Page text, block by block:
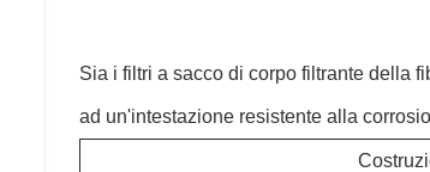
Sia i filtri a sacco di corpo filtrante della
ad un'intestazione resistente alla